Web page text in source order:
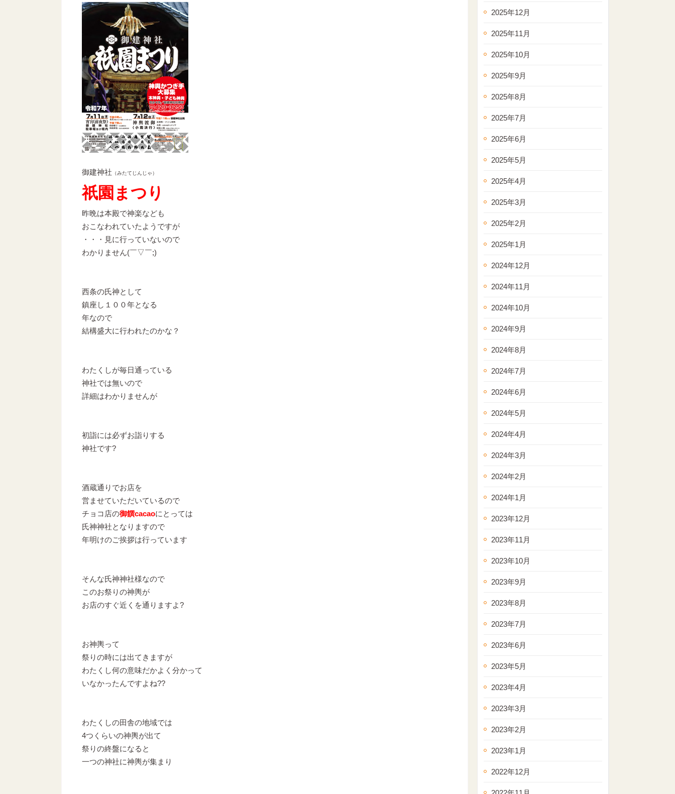
御建神社 （みたてじんじゃ）
祇園まつり
昨晩は本殿で神楽なども
おこなわれていたようですが
・・・見に行っていないので
わかりません(￣▽￣;)
西条の氏神として
鎮座し１００年となる
年なので
結構盛大に行われたのかな？
わたくしが毎日通っている
神社では無いので
詳細はわかりませんが
初詣には必ずお詣りする
神社です?
酒蔵通りでお店を
営ませていただいているので
チョコ店の御饌cacaoにとっては
氏神神社となりますので
年明けのご挨拶は行っています
そんな氏神神社様なので
このお祭りの神輿が
お店のすぐ近くを通りますよ?
お神輿って
祭りの時には出てきますが
わたくし何の意味だかよく分かって
いなかったんですよね??
わたくしの田舎の地域では
4つくらいの神輿が出て
祭りの終盤になると
一つの神社に神輿が集まり
2025年12月
2025年11月
2025年10月
2025年9月
2025年8月
2025年7月
2025年6月
2025年5月
2025年4月
2025年3月
2025年2月
2025年1月
2024年12月
2024年11月
2024年10月
2024年9月
2024年8月
2024年7月
2024年6月
2024年5月
2024年4月
2024年3月
2024年2月
2024年1月
2023年12月
2023年11月
2023年10月
2023年9月
2023年8月
2023年7月
2023年6月
2023年5月
2023年4月
2023年3月
2023年2月
2023年1月
2022年12月